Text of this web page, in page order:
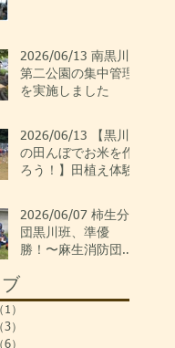
2026/06/13 南黒川
第二公園の集中管理
を実施しました
2026/06/13 【黒川
の田んぼでお米を作
ろう！】田植え体験
2026/06/07 柿生分
団黒川班、準優
勝！〜麻生消防団ポ
1）
3）
6）